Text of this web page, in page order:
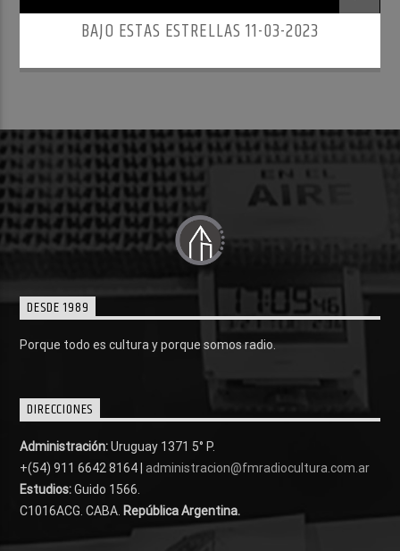
BAJO ESTAS ESTRELLAS 11-03-2023
DESDE 1989
Porque todo es cultura y porque somos radio.
DIRECCIONES
Administración:Uruguay 1371 5° P.
+(54) 911 6642 8164 | administracion@fmradiocultura.com.ar
Estudios:Guido 1566.
C1016ACG . CABA. República Argentina.